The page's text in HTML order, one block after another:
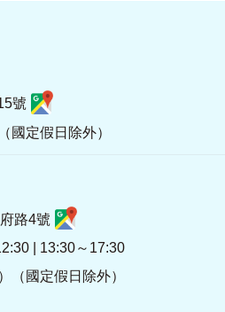
號
國定假日除外）
路4號
| 13:30～17:30
（國定假日除外）